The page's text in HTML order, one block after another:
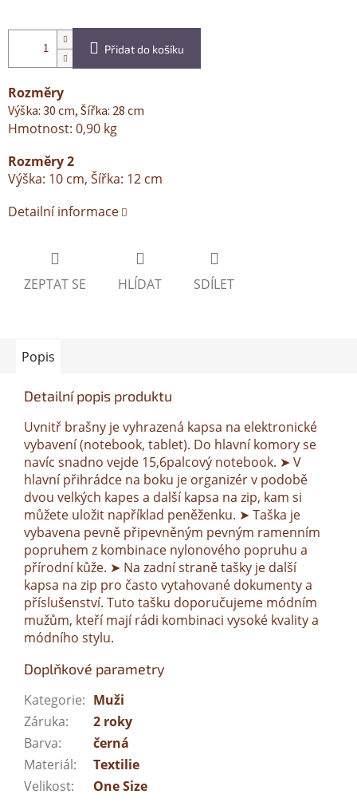
Přidat do košíku
Rozměry
Výška: 30 cm, Šířka: 28 cm
Hmotnost: 0,90 kg
Rozměry 2
Výška: 10 cm, Šířka: 12 cm
Detailní informace
ZEPTAT SE HLÍDAT SDÍLET
Popis
Detailní popis produktu
Uvnitř brašny je vyhrazená kapsa na elektronické
vybavení (notebook, tablet). Do hlavní komory se
navíc snadno vejde 15,6palcový notebook. ➤ V
hlavní přihrádce na boku je organizér v podobě
dvou velkých kapes a další kapsa na zip, kam si
můžete uložit například peněženku. ➤ Taška je
vybavena pevně připevněným pevným ramenním
popruhem z kombinace nylonového popruhu a
přírodní kůže. ➤ Na zadní straně tašky je další
kapsa na zip pro často vytahované dokumenty a
příslušenství. Tuto tašku doporučujeme módním
mužům, kteří mají rádi kombinaci vysoké kvality a
módního stylu.
Doplňkové parametry
Kategorie: Muži
Záruka:
2 roky
Barva:
černá
Materiál:
Textilie
Velikost: One Size